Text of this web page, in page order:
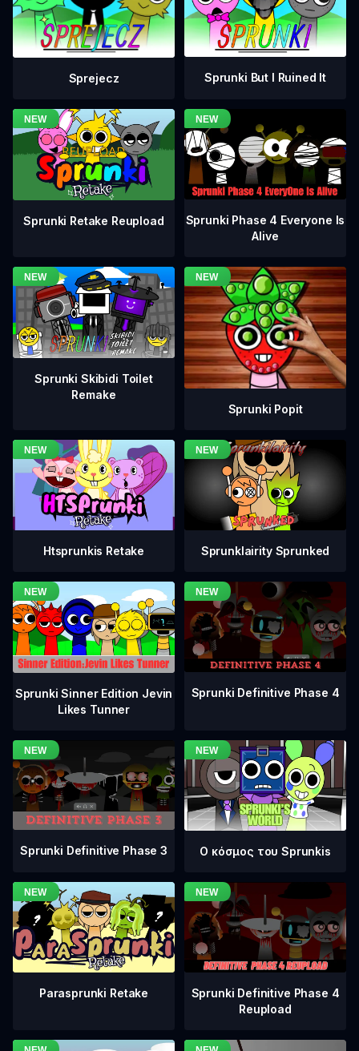
Sprejecz Sprunki But I Ruined It
Sprunki Retake Reupload
Sprunki Phase 4 Everyone Is
Alive
Sprunki Skibidi Toilet
Remake
Sprunki Popit
Htsprunkis Retake Sprunklairity Sprunked
Sprunki Sinner Edition Jevin
Likes Tunner
Sprunki Definitive Phase 4
Sprunki Definitive Phase 3 Ο κόσμος του Sprunkis
Parasprunki Retake
Sprunki Definitive Phase 4
Reupload